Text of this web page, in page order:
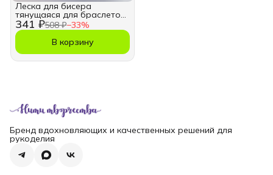
341 ₽508 ₽−33%
Леска для бисера
тянущаяся для браслетов
1,0мм
В корзину
Бренд вдохновляющих и качественных решений для
рукоделия